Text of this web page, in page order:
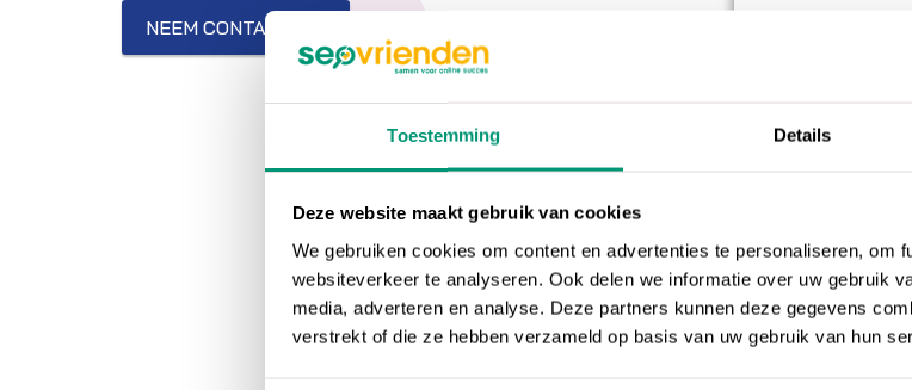
Toestemming Details
Deze website maakt gebruik van cookies
We gebruiken cookies om content en advertenties te personaliseren, om
websiteverkeer te analyseren. Ook delen we informatie over uw gebruik
media, adverteren en analyse. Deze partners kunnen deze gegevens
verstrekt of die ze hebben verzameld op basis van uw gebruik van hun
NEEM CONTACT OP
een 404
stellen op
een
Een broken
gebroken
kans groot
zelf allemaal
om gebruik